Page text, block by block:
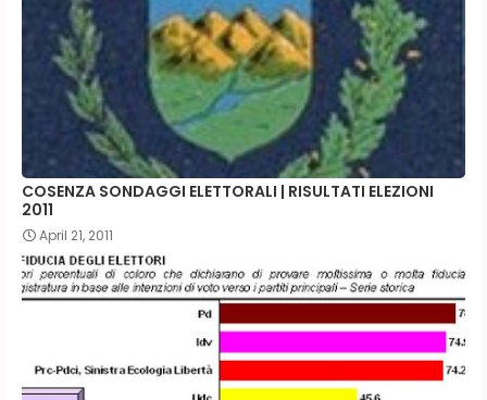
COSENZA SONDAGGI ELETTORALI | RISULTATI ELEZIONI
2011
April 21, 2011